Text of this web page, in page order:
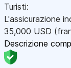
Turisti:
L'assicurazione
35,000 USD
Descrizione